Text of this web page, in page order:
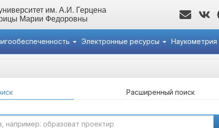
им. А.И. Герцена
Марии Федоровны
Электронные ресурсы Наукометрия
Расширенный поиск